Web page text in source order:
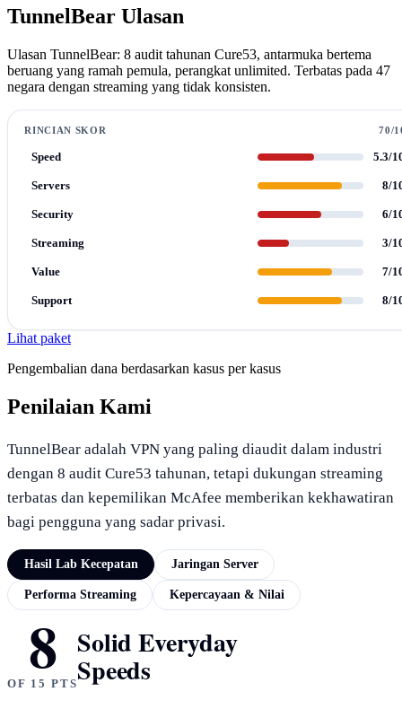
TunnelBear Ulasan
Ulasan TunnelBear: 8 audit tahunan Cure53, antarmuka bertema
beruang yang ramah pemula, perangkat unlimited. Terbatas pada 47
negara dengan streaming yang tidak konsisten.
RINCIAN SKOR 70/
Speed 5.3/
Servers 8/
Security 6/
Streaming 3/
Value 7/
Support 8/
Lihat paket
Pengembalian dana berdasarkan kasus per kasus
Penilaian Kami
TunnelBear adalah VPN yang paling diaudit dalam industri
dengan 8 audit Cure53 tahunan, tetapi dukungan streaming
terbatas dan kepemilikan McAfee memberikan kekhawatiran
bagi pengguna yang sadar privasi.
Hasil Lab Kecepatan Jaringan Server
Performa Streaming Kepercayaan & Nilai
HASIL LAB KECEPATAN
8
OF 15 PTS
Solid Everyday
Speeds